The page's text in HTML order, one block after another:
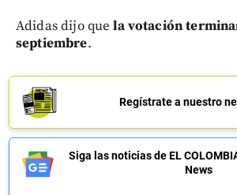
Adidas dijo que la votación
septiembre.
Regístrate a nuestro
Siga las noticias de EL
News